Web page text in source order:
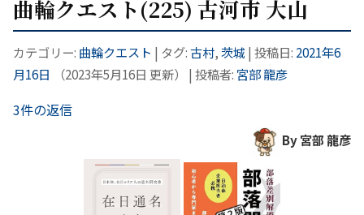
曲輪クエスト(225) 古河市 大山
カテゴリー: 曲輪クエスト | タグ:古村,茨城| 投稿日: 2021年6
月16日
（2023年5月16日 更新） | 投稿者: 宮部 龍彦
3件の返信
By 宮部 龍彦